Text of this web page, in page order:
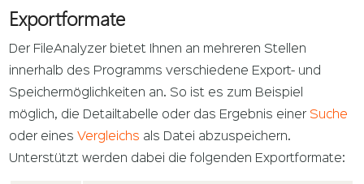
Exportformate
Der FileAnalyzer bietet Ihnen an mehreren Stellen
innerhalb des Programms verschiedene Export- und
Speichermöglichkeiten an. So ist es zum Beispiel
möglich, die Detailtabelle oder das Ergebnis einer Suche
oder einesVergleichs als Datei abzuspeichern.
Unterstützt werden dabei die folgenden Exportformate: